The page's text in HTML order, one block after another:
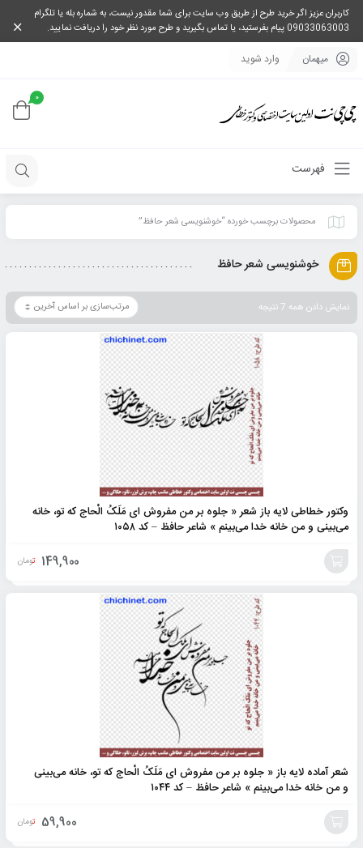
کاربران عزیز اگر خرید طرح از طریق وب سایت برای شما مقدور نیست، به شماره بله یا تلگرام
09033063003 پیام بفرستید، یا تماس بگیرید و طرح مورد نظر خود را دریافت نمایید.
میهمان وارد شوید
0
فهرست
محصولات برچسب خورده “خوشنویسی شعر حافظ”
خوشنویسی شعر حافظ
نمایش دادن همه 7 نتیجه
وکتور خطاطی لایه باز شعر « جلوه بر من مفروش ای مَلَکُ الْحاج که تو، خانه
می‌بینی و من خانه خدا می‌بینم » شاعر حافظ – کد ۱۰۵۸
149,900 تومان
شعر آماده لایه باز « جلوه بر من مفروش ای مَلَکُ الْحاج که تو، خانه می‌بینی
و من خانه خدا می‌بینم » شاعر حافظ – کد ۱۰۴۴
59,900 تومان